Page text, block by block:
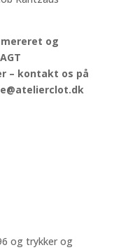
og
– kontakt os på
og trykker og